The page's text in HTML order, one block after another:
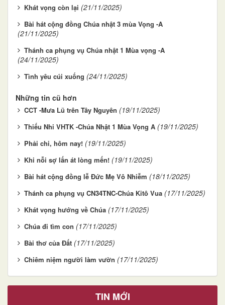
Khát vọng còn lại (21/11/2025)
Bài hát cộng đồng Chúa nhật 3 mùa Vọng -A
(21/11/2025)
Thánh ca phụng vụ Chúa nhật 1 Mùa vọng -A
(24/11/2025)
Tình yêu cúi xuống (24/11/2025)
Những tin cũ hơn
CCT -Mưa Lũ trên Tây Nguyên (19/11/2025)
Thiếu Nhi VHTK -Chúa Nhật 1 Mùa Vọng A (19/11/2025)
Phải chi, hôm nay! (19/11/2025)
Khi nỗi sợ lấn át lòng mến! (19/11/2025)
Bài hát cộng đồng lễ Đức Mẹ Vô Nhiễm (18/11/2025)
Thánh ca phụng vụ CN34TNC-Chúa Kitô Vua (17/11/2025)
Khát vọng hướng về Chúa (17/11/2025)
Chúa đi tìm con (17/11/2025)
Bài thơ của Đất (17/11/2025)
Chiêm niệm người làm vườn (17/11/2025)
TIN MỚI